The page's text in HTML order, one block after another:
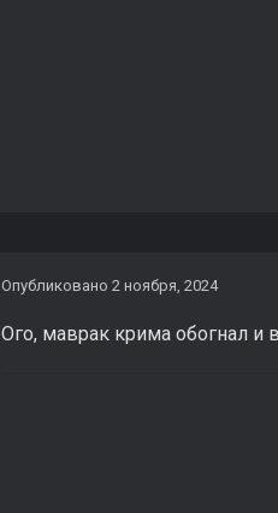
Опубликовано 2 ноября, 2024
Ого, маврак крима обогнал и